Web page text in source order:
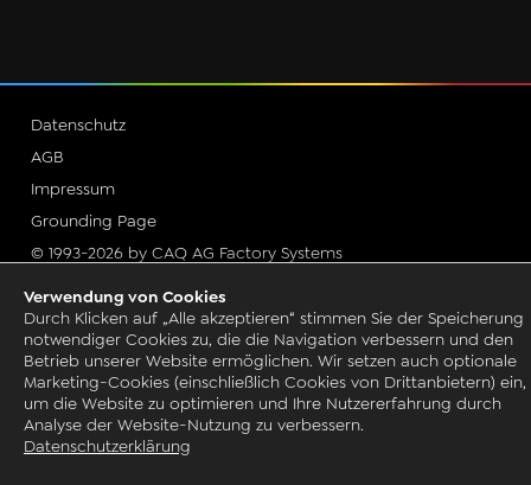
© 1993-2026 by CAQ AG Factory Systems
Grounding Page
Impressum
AGB
Datenschutz
Verwendung von Cookies
Durch Klicken auf „Alle akzeptieren“ stimmen Sie der Speicherung
notwendiger Cookies zu, die die Navigation verbessern und den
Betrieb unserer Website ermöglichen. Wir setzen auch optionale
Marketing-Cookies (einschließlich Cookies von Drittanbietern) ein,
um die Website zu optimieren und Ihre Nutzererfahrung durch
Analyse der Website-Nutzung zu verbessern.
Datenschutzerklärung